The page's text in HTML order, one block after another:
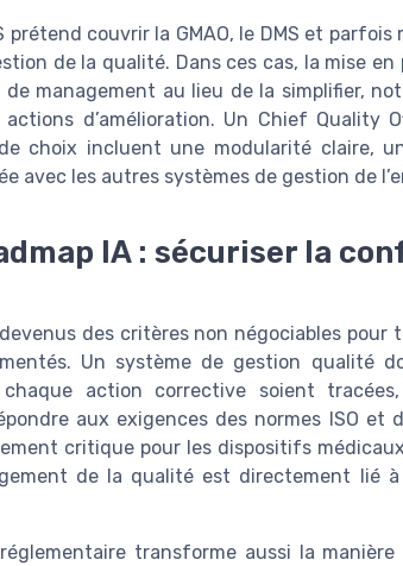
couvrir la GMAO, le DMS et parfois
de la qualité. Dans ces cas, la mise en
management au lieu de la simplifier,
d’amélioration. Un Chief Quality
choix incluent une modularité claire,
les autres systèmes de gestion de
IA : sécuriser la
des critères non négociables pour
Un système de gestion qualité
action corrective soient
aux exigences des normes ISO et
critique pour les dispositifs
de la qualité est directement lié
transforme aussi la